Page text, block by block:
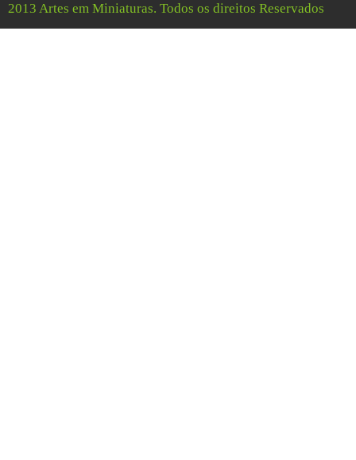
2013 Artes em Miniaturas. Todos os direitos Reservados